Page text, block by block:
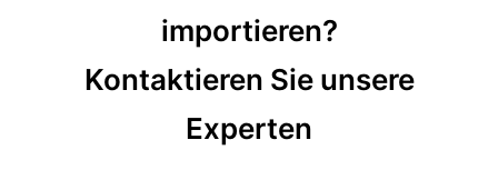
importieren?
Kontaktieren Sie unsere
Experten